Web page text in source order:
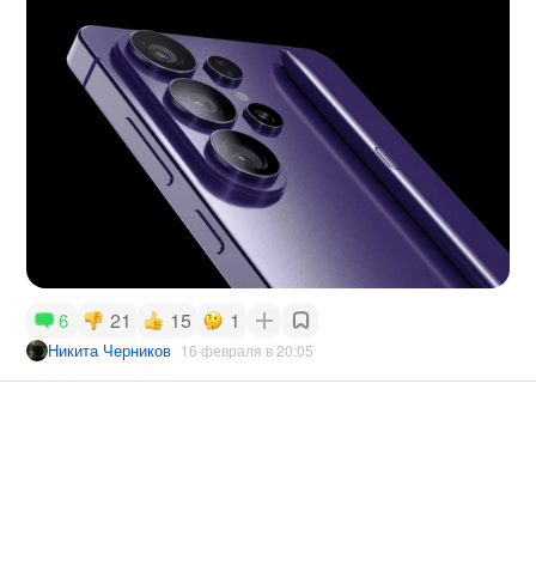
6 21 15 1
Никита Черников 16 февраля в 20:05